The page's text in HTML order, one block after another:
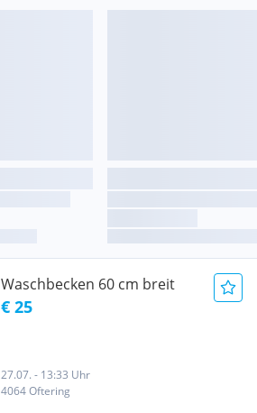
Waschbecken 60 cm breit
€ 25
27.07. - 13:33 Uhr
4064 Oftering